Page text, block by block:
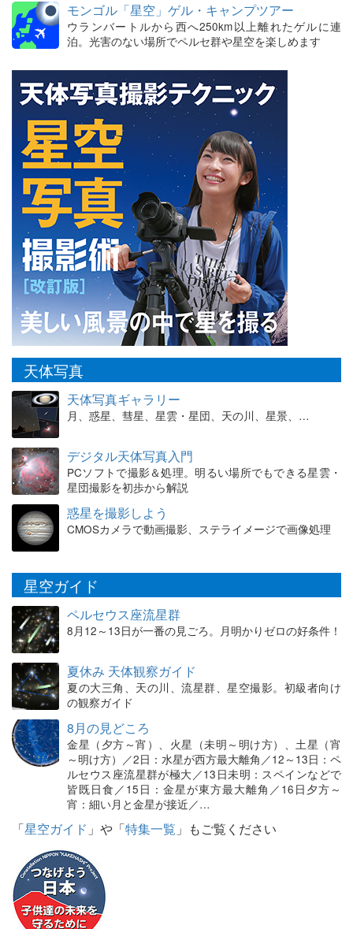
モンゴル「星空」ゲル・キャンプツアー
ウランバートルから西へ250km以上離れたゲルに連
泊。光害のない場所でペルセ群や星空を楽しめます
天体写真
天体写真ギャラリー
月、惑星、彗星、星雲・星団、天の川、星景、…
デジタル天体写真入門
PCソフトで撮影＆処理。明るい場所でもできる星雲・
星団撮影を初歩から解説
惑星を撮影しよう
CMOSカメラで動画撮影、ステライメージで画像処理
星空ガイド
ペルセウス座流星群
8月12～13日が一番の見ごろ。月明かりゼロの好条件！
夏休み 天体観察ガイド
夏の大三角、天の川、流星群、星空撮影。初級者向け
の観察ガイド
8月の見どころ
金星（夕方～宵）、火星（未明～明け方）、土星（宵
～明け方）／2日：水星が西方最大離角／12～13日：ペ
ルセウス座流星群が極大／13日未明：スペインなどで
皆既日食／15日：金星が東方最大離角／16日夕方～
宵：細い月と金星が接近／…
「星空ガイド 」や「特集一覧 」もご覧ください